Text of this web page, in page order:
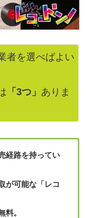
者を選べばよい
「3つ」 ありま
経路を持ってい
が可能な「レコ
料。